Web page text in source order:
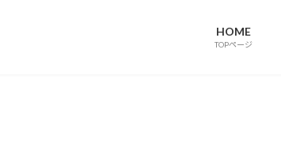
HOME
TOPページ